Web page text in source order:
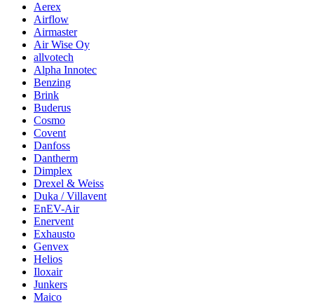
Aerex
Airflow
Airmaster
Air Wise Oy
allvotech
Alpha Innotec
Benzing
Brink
Buderus
Cosmo
Covent
Danfoss
Dantherm
Dimplex
Drexel & Weiss
Duka / Villavent
EnEV-Air
Enervent
Exhausto
Genvex
Helios
Iloxair
Junkers
Maico